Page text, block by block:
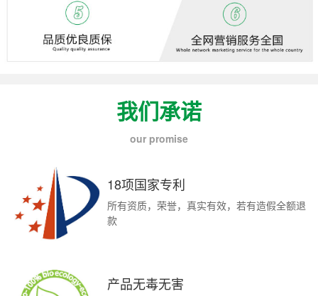
我们承诺
our promise
18项国家专利
所有资质，荣誉，真实有效，若有造假全额退
款
产品无毒无害